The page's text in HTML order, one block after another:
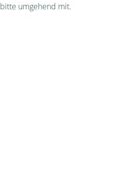
bitte umgehend mit.